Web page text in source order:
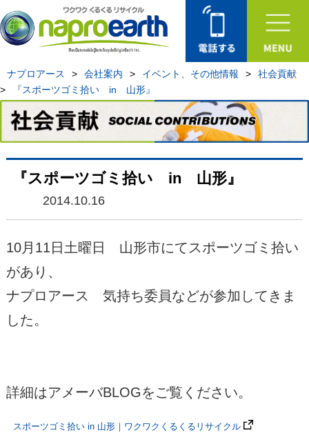
ナプロアース > 会社案内 > イベント、その他情報 >
社会貢献
>
『スポーツゴミ拾い in 山形』
『スポーツゴミ拾い in 山形』
2014.10.16
10月11日土曜日 山形市にてスポーツゴミ拾い
があり、
ナプロアース 気持ち委員などが参加してきま
した。
詳細はアメーバBLOGをご覧ください。
スポーツゴミ拾い in 山形｜ワクワクくるくるリサイクル